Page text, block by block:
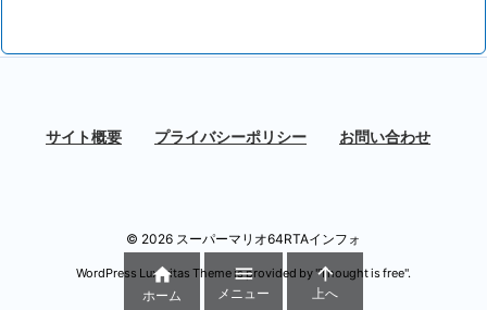
サイト概要 プライバシーポリシー お問い合わせ
© 2026 スーパーマリオ64RTAインフォ
WordPress Luxeritas Theme is provided by "Thought is free".

ホーム

メニュー

上へ